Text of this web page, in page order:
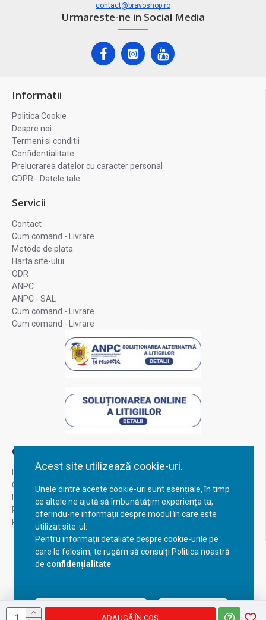
Acest site utilizează cookie-uri.
Unele dintre aceste cookie-uri sunt esențiale, în timp
ce altele ne ajută să îmbunătățim experiența ta,
oferindu-ne informații despre modul în care este
utilizat site-ul.
Pentru informații detaliate despre cookie-urile pe
care le folosim, te rugăm să consulți Politica noastră
de confidențialitate
Acceptă setările curente Configurează
ADAUGĂ ÎN COŞ
contact@bravoshop.ro
Urmareste-ne in Social Media
Informatii
Politica Cookie
Despre noi
Termeni si conditii
Confidentialitate
Prelucrarea datelor cu caracter personal
GDPR - Datele tale
Servicii
Contact
Cum comand - Livrare
Metode de plata
Harta site-ului
ODR
ANPC
ANPC - SAL
Cum comand - Livrare
Cum comand - Livrare
Contul Meu
Inregistrare
Contul meu
Istoric comenzi
Recuperare parola
Returnare produs